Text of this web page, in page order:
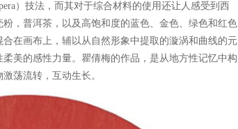
）技法，而其对于综合材料的使用还让人感受到西
，普洱茶，以及高饱和度的蓝色、金色、绿色和红色
在画布上，辅以从自然形象中提取的漩涡和曲线的元
美的感性力量。瞿倩梅的作品，是从地方性记忆中构
荡流转，互动生长。